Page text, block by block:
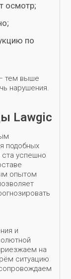
осмотр;
по
тем выше
нарушения.
Lawgic
подобных
успешно
опытом
и
на
ситуацию